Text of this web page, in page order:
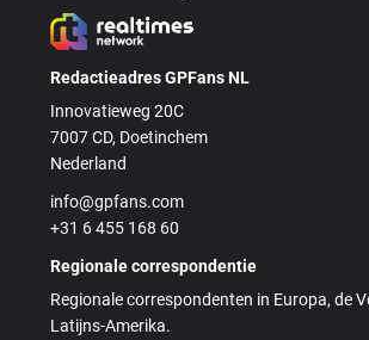
Redactieadres GPFans NL
Innovatieweg 20C
7007 CD, Doetinchem
Nederland
info@gpfans.com
+31 6 455 168 60
Regionale correspondentie
Regionale correspondenten in Europa, de
Latijns-Amerika.